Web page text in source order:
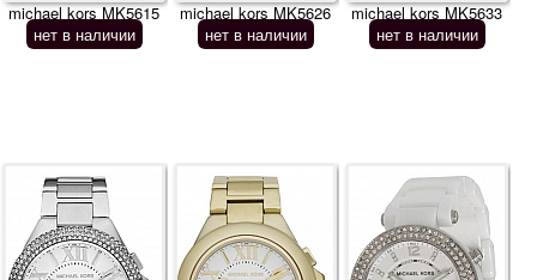
michael kors MK5615
нет в наличии
michael kors MK5626
нет в наличии
michael kors MK5633
нет в наличии